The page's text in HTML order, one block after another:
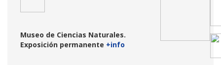
Museo de Ciencias Naturales.
Exposición permanente +info